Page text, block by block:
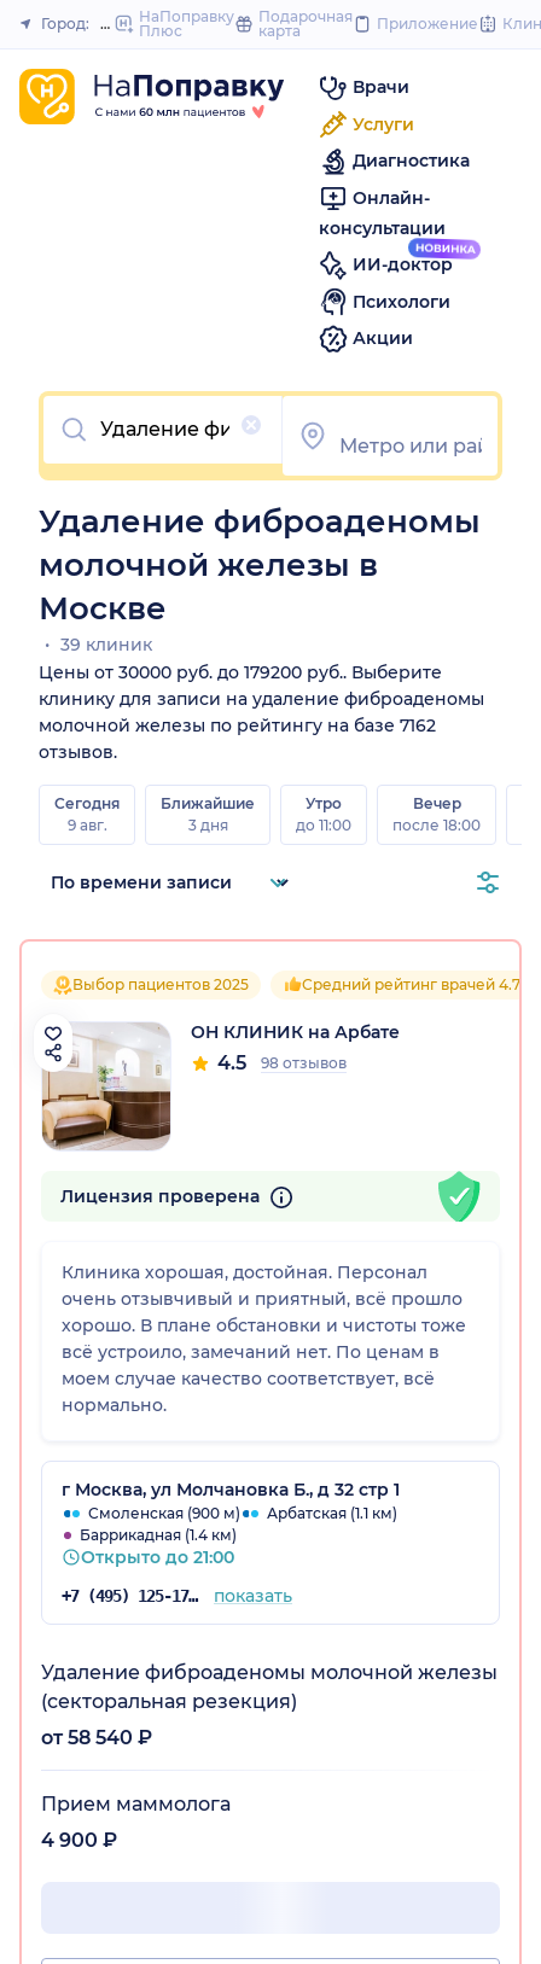
to
Закрыть
Город: МоскваНаПоправку
Плюс
Подарочная
карта
Приложение
Врачи
Услуги
Диагностика
Онлайн-
консультации
ИИ-доктор
Психологи
Акции
Очистить
Удаление фиброаденомы
молочной железы в
Москве
39 клиник
Цены от 30000 руб. до 179200 руб.. Выберите
клинику для записи на удаление фиброаденомы
молочной железы по рейтингу на базе 7162
отзывов.
Сегодня
9 авг.
Ближайшие
3 дня
Утро
до 11:00
Вечер
после 18:00
Выбор пациентов 2025 Средний рейтинг врачей 4.7
ОН КЛИНИК на Арбате
4.5 98 отзывов
Лицензия проверена
Клиника хорошая, достойная. Персонал
очень отзывчивый и приятный, всё прошло
хорошо. В плане обстановки и чистоты тоже
всё устроило, замечаний нет. По ценам в
моем случае качество соответствует, всё
нормально.
г Москва, ул Молчановка Б., д 32 стр 1
Смоленская (900 м)
Арбатская (1.1 км)
Баррикадная (1.4 км)
Открыто до 21:00
+7 (495) 125-17-00 показать
Удаление фиброаденомы молочной железы
(секторальная резекция)
от 58 540 ₽
Прием маммолога
4 900 ₽